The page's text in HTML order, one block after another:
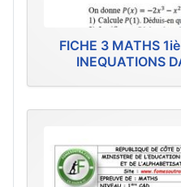
FICHE 3 MATHS
INEQUATIONS